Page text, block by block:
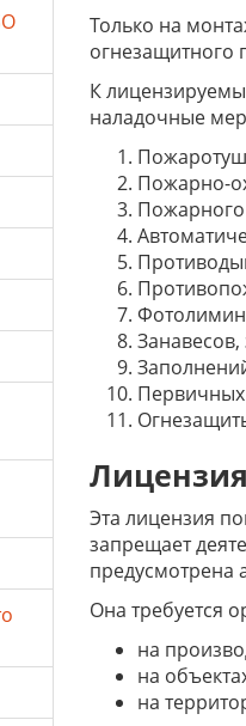
Только на
огнезащитного
К
наладочные
Пожарно-
Эта лицензия
запрещает
предусмотрена
Она требуется
на
на
на